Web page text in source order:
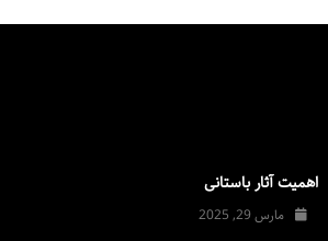
اهمیت آثار باستانی
مارس 29, 2025